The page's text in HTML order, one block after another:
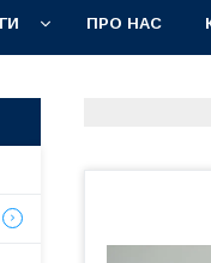
ПРО НАС